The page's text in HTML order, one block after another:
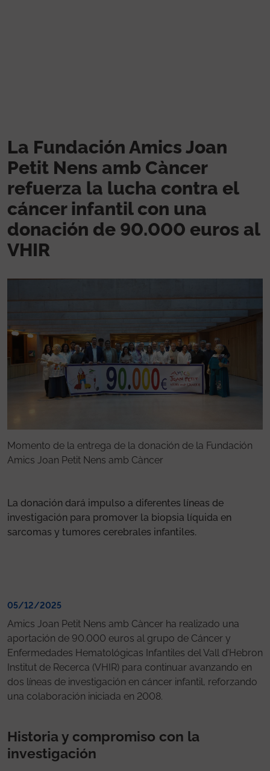
La Fundación Amics Joan
Petit Nens amb Càncer
refuerza la lucha contra el
cáncer infantil con una
donación de 90.000 euros al
VHIR
Momento de la entrega de la donación de la Fundación
Amics Joan Petit Nens amb Càncer
La donación dará impulso a diferentes líneas de
investigación para promover la biopsia líquida en
sarcomas y tumores cerebrales infantiles.
05/12/2025
Amics Joan Petit Nens amb Càncer ha realizado una
aportación de 90.000 euros al grupo de Cáncer y
Enfermedades Hematológicas Infantiles del Vall d’Hebron
Institut de Recerca (VHIR) para continuar avanzando en
dos líneas de investigación en cáncer infantil, reforzando
una colaboración iniciada en 2008.
Historia y compromiso con la
investigación